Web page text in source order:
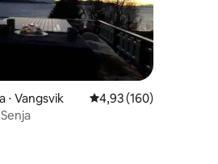
5, 383 avaliações
⋅ Vangsvik 4,93 de uma avaliação
4,93 (160)